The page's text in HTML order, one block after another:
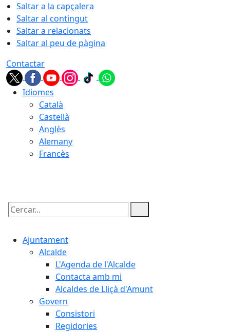
Saltar a la capçalera
Saltar al contingut
Saltar a relacionats
Saltar al peu de pàgina
Contactar
Idiomes
Català
Castellà
Anglès
Alemany
Francès
Cercar:
Ajuntament
Alcalde
L'Agenda de l'Alcalde
Contacta amb mi
Alcaldes de Lliçà d'Amunt
Govern
Consistori
Regidories